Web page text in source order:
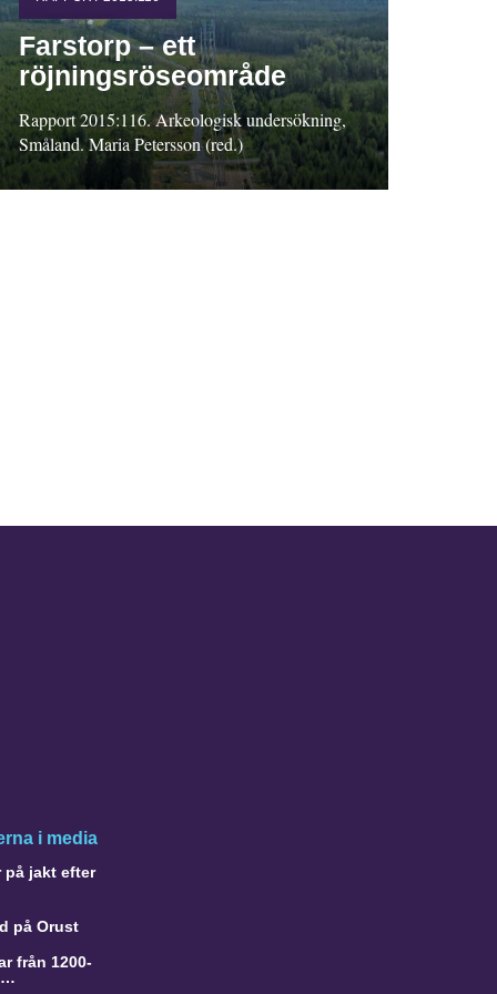
Farstorp – ett
röjningsröseområde
Rapport 2015:116. Arkeologisk undersökning,
Småland. Maria Petersson (red.)
i media
på jakt efter
på Orust
från 1200-